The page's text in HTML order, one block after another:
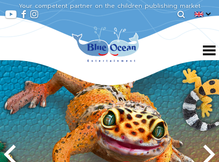
Your competent partner on the children publishing market